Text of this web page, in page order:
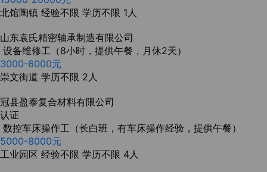
北馆陶镇 经验不限 学历不限 1人
山东袁氏精密轴承制造有限公司
设备维修工（8小时，提供午餐，月休2天）
3000-6000元
崇文街道 学历不限 2人
冠县盈泰复合材料有限公司
认证
数控车床操作工（长白班，有车床操作经验，提供午餐）
5000-8000元
工业园区 经验不限 学历不限 4人